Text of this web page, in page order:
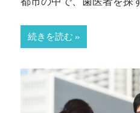
続きを読む